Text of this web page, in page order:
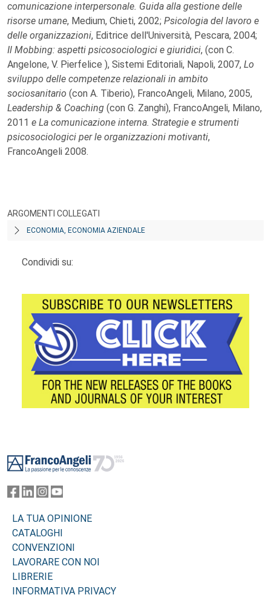
comunicazione interpersonale. Guida alla gestione delle
risorse umane, Medium, Chieti, 2002; Psicologia del lavoro e
delle organizzazioni, Editrice dell'Università, Pescara, 2004;
Il Mobbing: aspetti psicosociologici e giuridici, (con C.
Angelone, V. Pierfelice ), Sistemi Editoriali, Napoli, 2007, Lo
sviluppo delle competenze relazionali in ambito
sociosanitario (con A. Tiberio), FrancoAngeli, Milano, 2005,
Leadership & Coaching (con G. Zanghi), FrancoAngeli, Milano,
2011 e La comunicazione interna. Strategie e strumenti
psicosociologici per le organizzazioni motivanti,
FrancoAngeli 2008.
ARGOMENTI COLLEGATI
ECONOMIA, ECONOMIA AZIENDALE
Condividi su:
LA TUA OPINIONE
CATALOGHI
CONVENZIONI
LAVORARE CON NOI
LIBRERIE
INFORMATIVA PRIVACY